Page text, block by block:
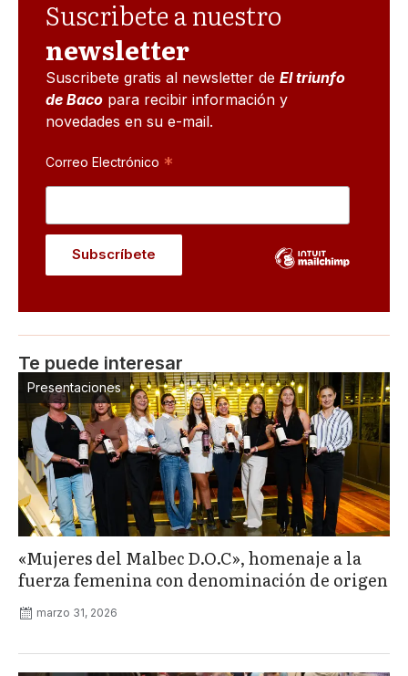
Suscribete a nuestro
newsletter
Suscribete gratis al newsletter de El triunfo
de Baco para recibir información y
novedades en su e-mail.
Correo Electrónico *
Te puede interesar
Presentaciones
«Mujeres del Malbec D.O.C», homenaje a la
fuerza femenina con denominación de origen
marzo 31, 2026